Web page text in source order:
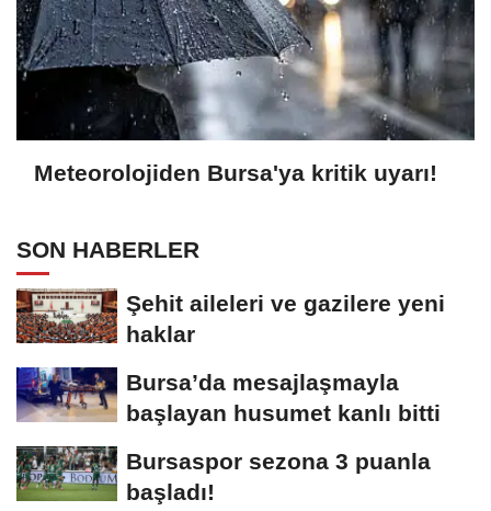
Meteorolojiden Bursa'ya kritik uyarı!
SON HABERLER
Şehit aileleri ve gazilere yeni
haklar
Bursa’da mesajlaşmayla
başlayan husumet kanlı bitti
Bursaspor sezona 3 puanla
başladı!